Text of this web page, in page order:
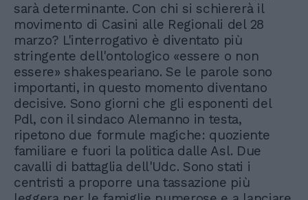
sarà determinante. Con chi si schiererà il
movimento di Casini alle Regionali del 28
marzo? L'interrogativo è diventato più
stringente dell'ontologico «essere o non
essere» shakespeariano. Se le parole sono
importanti, in questo momento diventano
decisive. Sono giorni che gli esponenti del
Pdl, con il sindaco Alemanno in testa,
ripetono due formule magiche: quoziente
familiare e fuori la politica dalle Asl. Due
cavalli di battaglia dell'Udc. Sono stati i
centristi a proporre una tassazione più